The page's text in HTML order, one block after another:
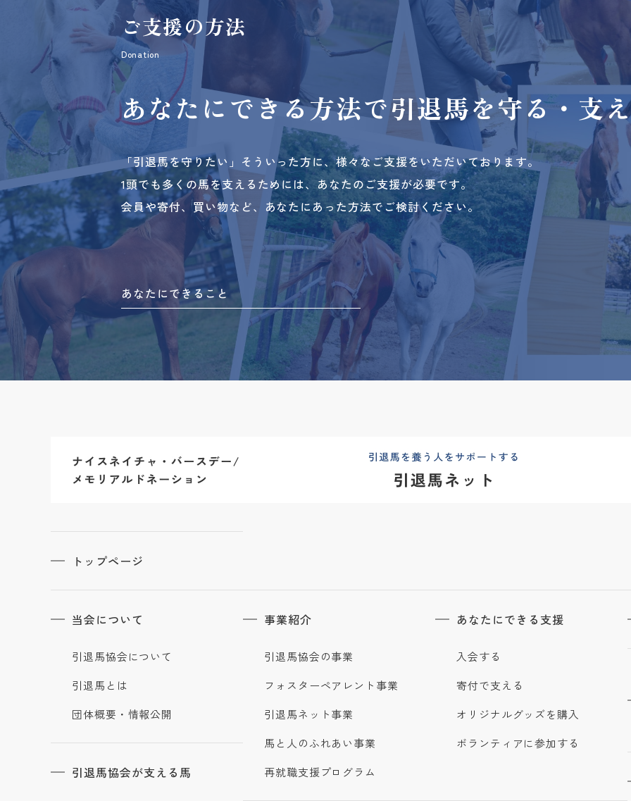
ご支援の方法
Donation
あなたにできる方法で引退馬を守る・支
「引退馬を守りたい」そういった方に、様々なご支援をいただいております。
1頭でも多くの馬を支えるためには、あなたのご支援が必要です。
会員や寄付、買い物など、あなたにあった方法でご検討ください。
あなたにできること
トップページ
当会について
引退馬協会について
引退馬とは
団体概要・情報公開
引退馬協会が支える馬
事業紹介
引退馬協会の事業
フォスターペアレント事業
引退馬ネット事業
馬と人のふれあい事業
再就職支援プログラム
あなたにできる支援
入会する
寄付で支える
オリジナルグッズを購入
ボランティアに参加する